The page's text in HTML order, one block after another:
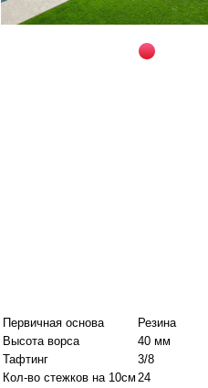
Первичная основа
Резина
Высота ворса
40 мм
Тафтинг
3/8
Кол-во стежков на 10см 24